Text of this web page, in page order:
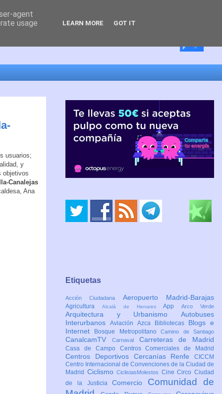
usuarios;
y
objetivos
Canalejas
Ana
Etiquetas
Acción Ciudadana Aeropuerto Madrid-Barajas
Agricultura Alcalá de HenaresAppArco Verde
Arquitectura y Urbanismo Autobuses
Interurbanos Aviación Azca Bibliotecas Blogs e
Internet
Bosque MetropolitanoCamino de Santiago
CanalcamTV Carnaval Carreteras de Madrid
Casa de Campo Centros Comerciales de Madrid
Centros Deportivos Cercanías Renfe CICCM
Centro Internacional de Convenciones de la Ciudad de
Madrid CiclismoCiclistasMolestos CineCircoCiudad
de la JusticiaComercio Comunidad de
agent
usage
LEARN MORE GOT IT